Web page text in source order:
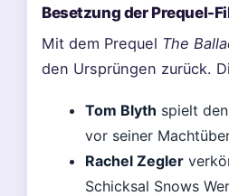
Besetzung der Prequel-
Mit dem Prequel The
den Ursprüngen zurück.
Tom Blyth spielt
vor seiner
Rachel Zegler
Schicksal Snows